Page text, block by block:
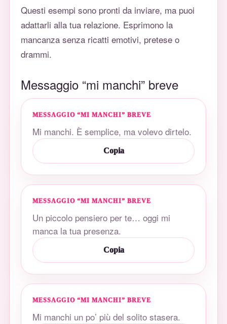
Questi esempi sono pronti da inviare, ma puoi
adattarli alla tua relazione. Esprimono la
mancanza senza ricatti emotivi, pretese o
drammi.
Messaggio “mi manchi” breve
MESSAGGIO “MI MANCHI” BREVE
Mi manchi. È semplice, ma volevo dirtelo.
Copia
MESSAGGIO “MI MANCHI” BREVE
Un piccolo pensiero per te… oggi mi
manca la tua presenza.
Copia
MESSAGGIO “MI MANCHI” BREVE
Mi manchi un po’ più del solito stasera.